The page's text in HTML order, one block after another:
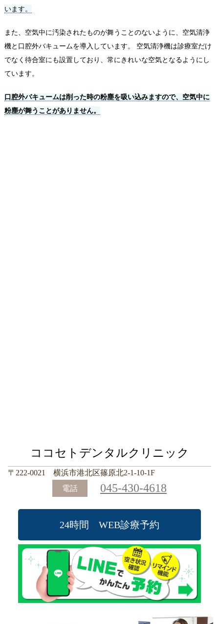
います。
また、空気中に汚染されたものが舞うことのないように、空気清浄
機と口腔外バキュームを導入しています。 空気清浄機は診療室だけ
でなく待合室にも設置しており、常にきれいな空気となるようにし
ています。
口腔外バキュームは削った時の粉塵を吸い込みますので、空気中に
粉塵が舞うことがありません。
ココセトデンタルクリニック
〒222-0021 横浜市港北区篠原北2-1-10-1F
電話
045-430-4618
24時間 WEB診療予約